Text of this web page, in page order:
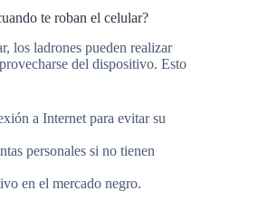
te roban el celular?
los ladrones pueden realizar
del dispositivo. Esto
a Internet para evitar su
personales si no tienen
en el mercado negro.